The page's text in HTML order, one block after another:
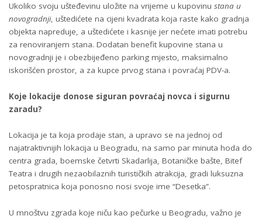
Ukoliko svoju ušteđevinu uložite na vrijeme u kupovinu stana u
novogradnji, uštedićete na cijeni kvadrata koja raste kako gradnja
objekta napreduje, a uštedićete i kasnije jer nećete imati potrebu
za renoviranjem stana. Dodatan benefit kupovine stana u
novogradnji je i obezbijeđeno parking mjesto, maksimalno
iskorišćen prostor, a za kupce prvog stana i povraćaj PDV-a.
Koje lokacije donose siguran povraćaj novca i sigurnu
zaradu?
Lokacija je ta koja prodaje stan, a upravo se na jednoj od
najatraktivnijih lokacija u Beogradu, na samo par minuta hoda do
centra grada, boemske četvrti Skadarlija, Botaničke bašte, Bitef
Teatra i drugih nezaobilaznih turističkih atrakcija, gradi luksuzna
petospratnica koja ponosno nosi svoje ime “Desetka”.
U mnoštvu zgrada koje niču kao pečurke u Beogradu, važno je